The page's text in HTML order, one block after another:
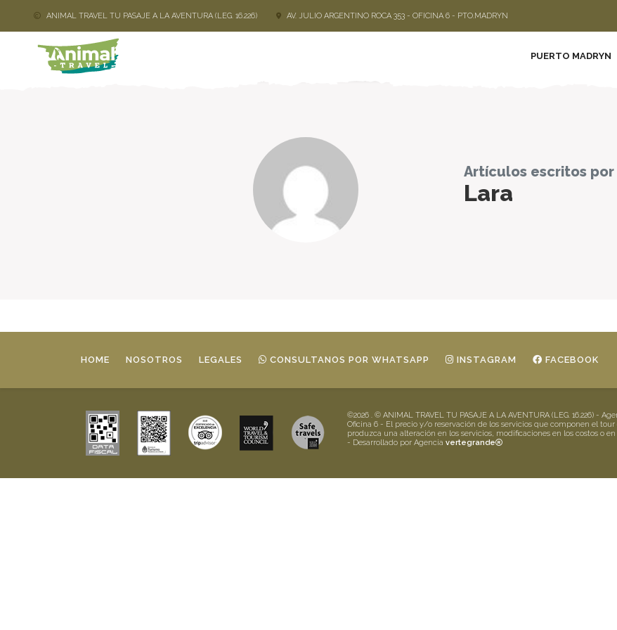
ANIMAL TRAVEL TU PASAJE A LA AVENTURA (LEG. 16.226) AV. JULIO ARGENTINO ROCA 353 - OFICINA 6 - PTO.MADRYN
PUERTO MADRYN
Artículos escritos por
Lara
HOME NOSOTROS LEGALES CONSULTANOS POR WHATSAPP INSTAGRAM FACEBOOK
©2026 . © ANIMAL TRAVEL TU PASAJE A LA AVENTURA (LEG. 16.226) -
Oficina 6 - El precio y/o reservación de los servicios que componen el
produzca una alteración en los servicios, modificaciones en los costos o
- Desarrollado por Agencia vertegrande